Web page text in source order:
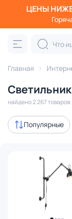
ЦЕНЫ
Главная
найдено 2 267 товаров
Популярные
Категория:
Люстры
Акции 102
1343